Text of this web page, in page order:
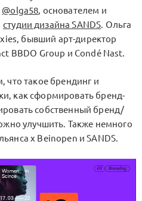
@olga58, основателем и
студии дизайна SANDS. Ольга
бывший арт-директор
BBDO Group и Condé Nast.
что такое брендинг и
как сформировать бренд-
собственный бренд/
улучшить. Также немного
x Beinopen и SANDS.